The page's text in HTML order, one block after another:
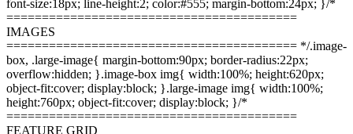
font-size:18px; line-height:2; color:#555; margin-bottom:24px; }/*
=========================================
IMAGES
========================================= */.image-
box, .large-image{ margin-bottom:90px; border-radius:22px;
overflow:hidden; }.image-box img{ width:100%; height:620px;
object-fit:cover; display:block; }.large-image img{ width:100%;
height:760px; object-fit:cover; display:block; }/*
=========================================
FEATURE GRID